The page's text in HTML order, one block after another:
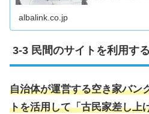
albalink.co.jp
民間のサイトを利用する
自治体が運営する空き家バン
トを活用して「古民家差し上